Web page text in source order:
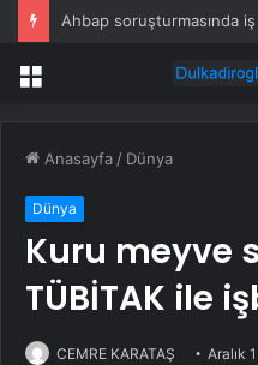
Menü
Anasayfa / Dünya
Dünya
Kuru meyve
TÜBİTAK ile
CEMRE KARATAŞ Aralık